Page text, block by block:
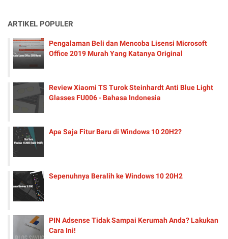
ARTIKEL POPULER
Pengalaman Beli dan Mencoba Lisensi Microsoft
Office 2019 Murah Yang Katanya Original
Review Xiaomi TS Turok Steinhardt Anti Blue Light
Glasses FU006 - Bahasa Indonesia
Apa Saja Fitur Baru di Windows 10 20H2?
Sepenuhnya Beralih ke Windows 10 20H2
PIN Adsense Tidak Sampai Kerumah Anda? Lakukan
Cara Ini!